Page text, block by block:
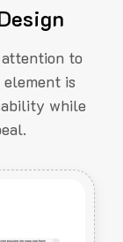
attention to
is
while